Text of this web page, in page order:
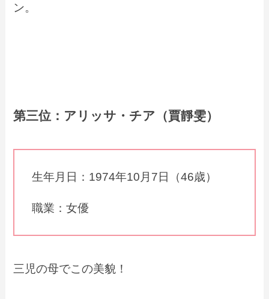
ン。
第三位：アリッサ・チア（賈靜雯）
生年月日：1974年10月7日（46歳）
職業：女優
三児の母でこの美貌！